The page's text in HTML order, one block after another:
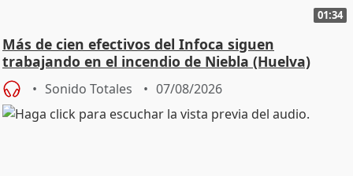
01:34
Más de cien efectivos del Infoca siguen
trabajando en el incendio de Niebla (Huelva)
Sonido Totales 07/08/2026